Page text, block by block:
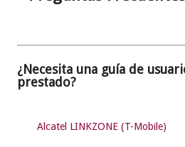
¿Necesita una guía de
prestado?
Alcatel LINKZONE (T-Mobile)